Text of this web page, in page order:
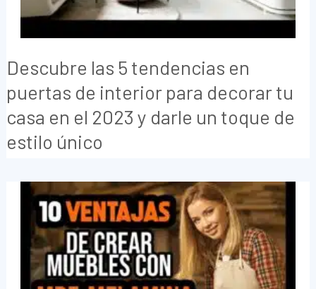
Descubre las 5 tendencias en
puertas de interior para decorar tu
casa en el 2023 y darle un toque de
estilo único